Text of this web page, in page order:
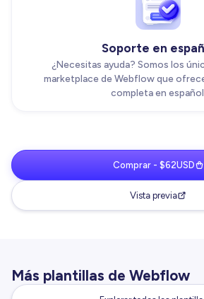
Soporte en
¿Necesitas ayuda? Somos los
marketplace de Webflow que
completa en español.
Comprar - $62USD
Vista previa
Más plantillas de Webflow